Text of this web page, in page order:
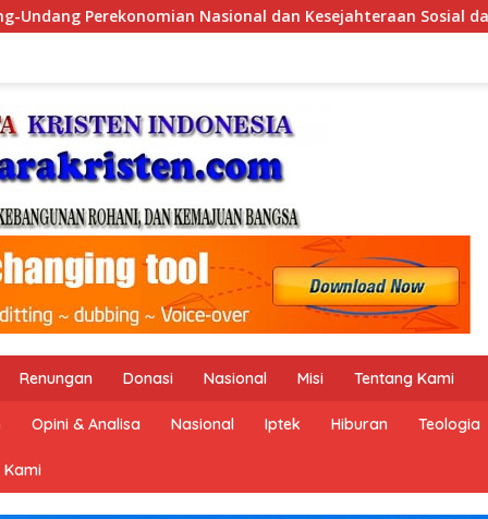
Sosial dalam Menata Bangsa Menuju Indonesia
Renungan Donasi Nasional Misi Tentang Kami
Opini & Analisa Nasional Iptek Hiburan Teologia
Kami